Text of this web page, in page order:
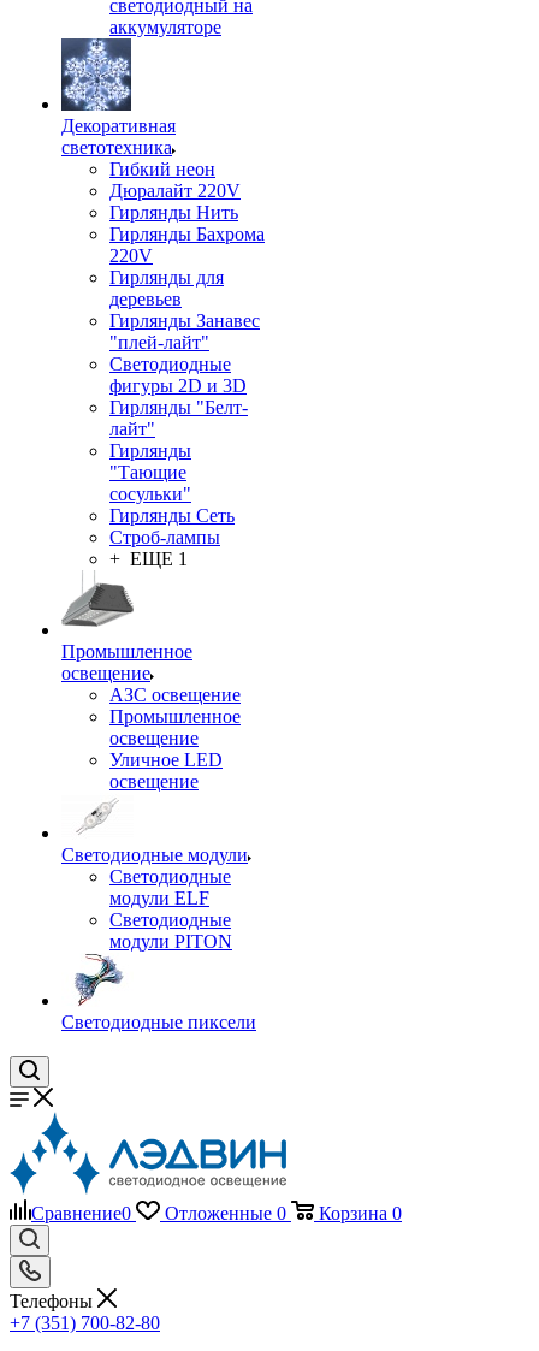
светодиодный на
аккумуляторе
Декоративная
светотехника
Гибкий неон
Дюралайт 220V
Гирлянды Нить
Гирлянды Бахрома
220V
Гирлянды для
деревьев
Гирлянды Занавес
"плей-лайт"
Светодиодные
фигуры 2D и 3D
Гирлянды "Белт-
лайт"
Гирлянды
"Тающие
сосульки"
Гирлянды Сеть
Строб-лампы
+ ЕЩЕ 1
Промышленное
освещение
АЗС освещение
Промышленное
освещение
Уличное LED
освещение
Светодиодные модули
Светодиодные
модули ELF
Светодиодные
модули PITON
Светодиодные пиксели
Сравнение0 Отложенные 0 Корзина 0
Телефоны
+7 (351) 700-82-80